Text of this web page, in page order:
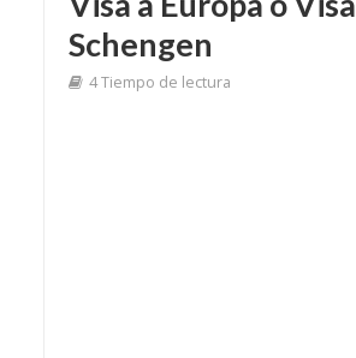
Schengen
4 Tiempo de lectura